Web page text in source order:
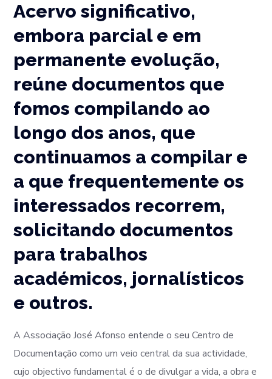
Acervo significativo,
embora parcial e em
permanente evolução,
reúne documentos que
fomos compilando ao
longo dos anos, que
continuamos a compilar e
a que frequentemente os
interessados recorrem,
solicitando documentos
para trabalhos
académicos, jornalísticos
e outros.
A Associação José Afonso entende o seu Centro de
Documentação como um veio central da sua actividade,
cujo objectivo fundamental é o de divulgar a vida, a obra e